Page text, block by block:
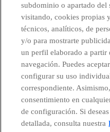
Países y Unidades
Canal de Denuncias
Centro Global Transparencia
subdominio o apartado del
visitando, cookies propias
técnicos, analíticos, de
y/o para mostrarte
un perfil elaborado a partir
navegación. Puedes
configurar su uso
correspondiente.
consentimiento en
de configuración. Si
detallada, consulta nuestra